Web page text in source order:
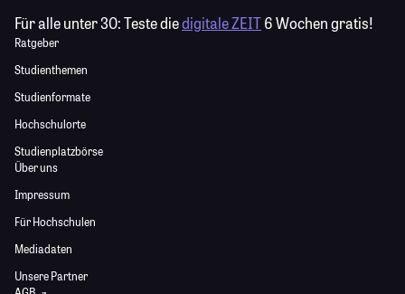
Für alle unter 30:Teste diedigitale ZEIT6 Wochen gratis!
Ratgeber
Studienthemen
Studienformate
Hochschulorte
Studienplatzbörse
Über uns
Impressum
Für Hochschulen
Mediadaten
Unsere Partner